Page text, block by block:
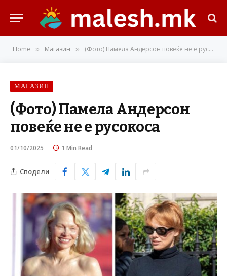
Home » Магазин » (Фото) Памела Андерсон повеќе не е русокоса
МАГАЗИН
(Фото) Памела Андерсон
повеќе не е русокоса
01/10/2025 1 Min Read
Сподели